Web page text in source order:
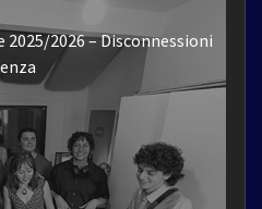
2026 – Disconnessioni